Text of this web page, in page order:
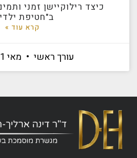
כיצד רילוקיישן זמני
ב"חטיפת
קרא עוד »
עורך ראשי מאי 11, 2025